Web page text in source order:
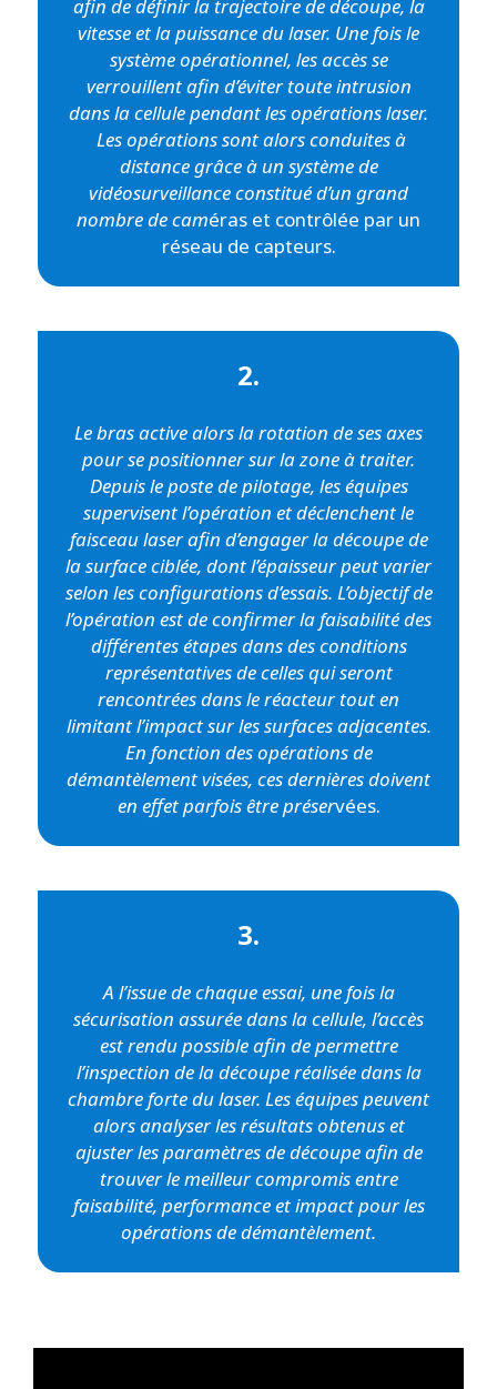
afin de définir la trajectoire de découpe, la
vitesse et la puissance du laser. Une fois le
système opérationnel, les accès se
verrouillent afin d’éviter toute intrusion
dans la cellule pendant les opérations laser.
Les opérations sont alors conduites à
distance grâce à un système de
vidéosurveillance constitué d’un grand
nombre de caméras et contrôlée par un
réseau de capteurs.
2.
Le bras active alors la rotation de ses axes
pour se positionner sur la zone à traiter.
Depuis le poste de pilotage, les équipes
supervisent l’opération et déclenchent le
faisceau laser afin d’engager la découpe de
la surface ciblée, dont l’épaisseur peut varier
selon les configurations d’essais. L’objectif de
l’opération est de confirmer la faisabilité des
différentes étapes dans des conditions
représentatives de celles qui seront
rencontrées dans le réacteur tout en
limitant l’impact sur les surfaces adjacentes.
En fonction des opérations de
démantèlement visées, ces dernières doivent
en effet parfois être préservées.
3.
A l’issue de chaque essai, une fois la
sécurisation assurée dans la cellule, l’accès
est rendu possible afin de permettre
l’inspection de la découpe réalisée dans la
chambre forte du laser. Les équipes peuvent
alors analyser les résultats obtenus et
ajuster les paramètres de découpe afin de
trouver le meilleur compromis entre
faisabilité, performance et impact pour les
opérations de démantèlement.